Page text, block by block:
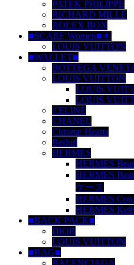
PATEK PHILIPPE
RICHARD MILLE
ROLEX BOX
■SCARF Women■👩
LOUIS VUITTON
■WALLET■
BOTTEGA
LOUIS VUITTON
LOUIS
LOUIS
CELINE
CHANEL
Chrome Hearts
Berluti
HERMES
HERMES
HERMES
ケース
HERMES
HERMES
■BACK PACK■
DIOR
LOUIS VUITTON
■BAG■
BALENCIAGA